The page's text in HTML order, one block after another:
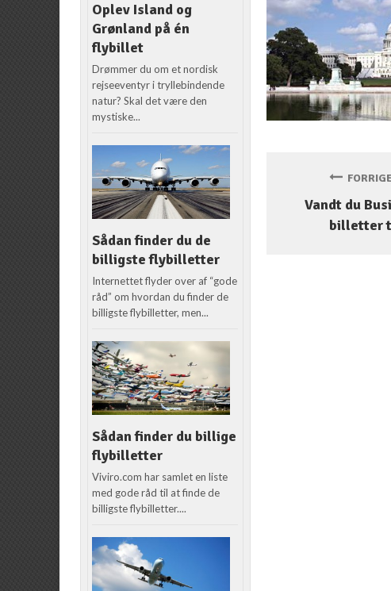
Vandt du
billetter
Oplev Island og
Grønland på én
flybillet
Drømmer du om et nordisk
rejseeventyr i tryllebindende
natur? Skal det være den
mystiske...
Sådan finder du de
billigste flybilletter
Internettet flyder over af “gode
råd” om hvordan du finder de
billigste flybilletter, men...
Sådan finder du billige
flybilletter
Viviro.com har samlet en liste
med gode råd til at finde de
billigste flybilletter....